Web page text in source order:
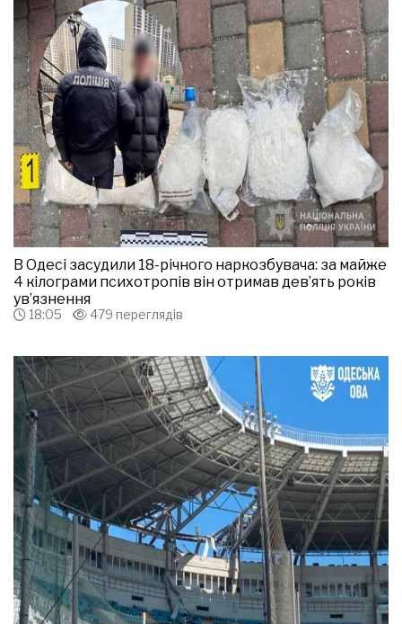
В Одесі засудили 18-річного наркозбувача: за майже
4 кілограми психотропів він отримав дев’ять років
ув’язнення
18:05 479 переглядів